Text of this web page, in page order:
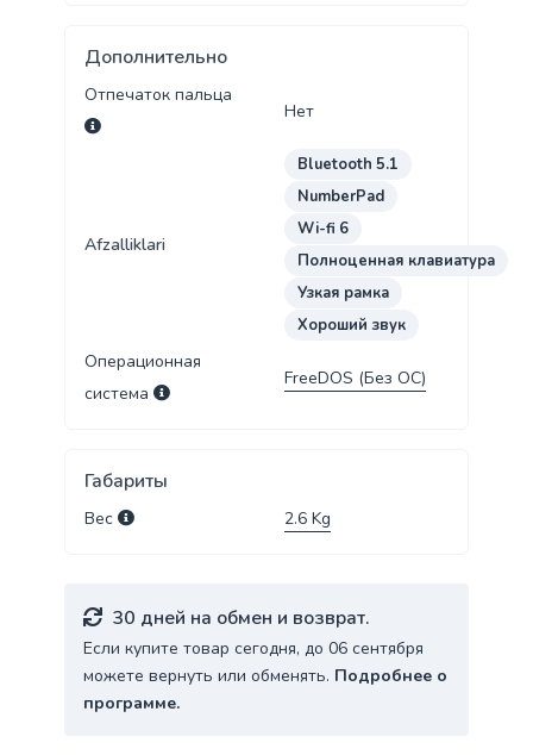
Дополнительно
Отпечаток пальца
Нет
Afzalliklari
Bluetooth 5.1
NumberPad
Wi-fi 6
Полноценная клавиатура
Узкая рамка
Хороший звук
Операционная
система
FreeDOS (Без ОС)
Габариты
Вес 2.6 Kg
30 дней на обмен и возврат.
Если купите товар сегодня, до 06 сентября
можете вернуть или обменять. Подробнее о
программе.